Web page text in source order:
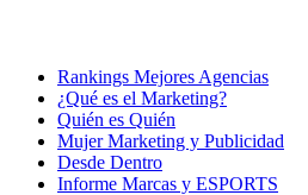
Rankings Mejores Agencias
¿Qué es el Marketing?
Quién es Quién
Mujer Marketing y Publicidad
Desde Dentro
Informe Marcas y ESPORTS